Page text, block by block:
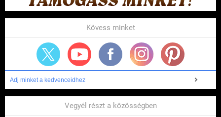
Kövess minket
Adj minket a kedvenceidhez
Vegyél részt a közösségben